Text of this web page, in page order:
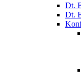
Dt.
Dt.